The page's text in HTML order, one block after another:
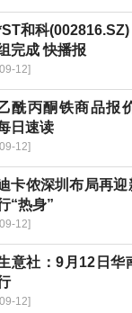
和科
完成 快播报
12]
酰丙酮铁商品报
日速读
12]
卡侬深圳布局再
“热身”
12]
意社：9月12日华
12]